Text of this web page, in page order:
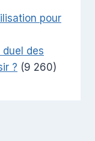
pour
duel des
? (9 260)